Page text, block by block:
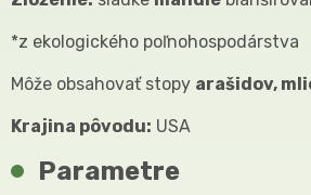
*z ekologického poľnohospodárstva
Môže obsahovať stopy arašidov,
Krajina pôvodu: USA
Parametre